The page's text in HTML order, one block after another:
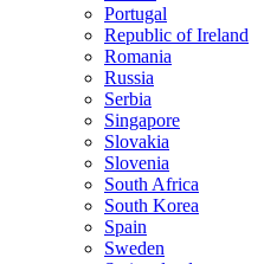
Portugal
Republic of Ireland
Romania
Russia
Serbia
Singapore
Slovakia
Slovenia
South Africa
South Korea
Spain
Sweden